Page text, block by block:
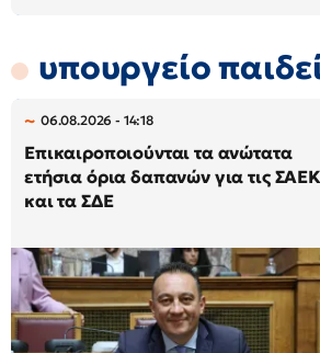
υπουργείο
06.08.2026 - 14:18
Επικαιροποιούνται τα ανώτατα
ετήσια όρια δαπανών για τις ΣΑΕΚ
και τα ΣΔΕ